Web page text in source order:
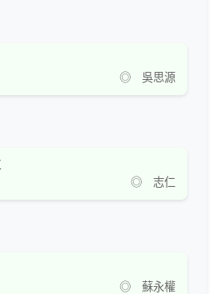
◎ 吳思源
◎ 志仁
◎ 蘇永權